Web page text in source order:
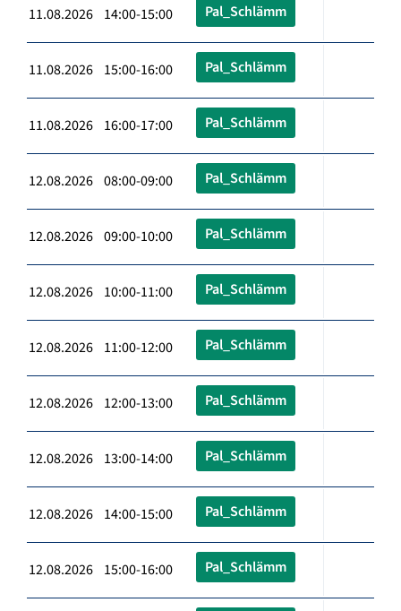
11.08.2026 14:00-15:00 Pal_Schlämm
11.08.2026 15:00-16:00 Pal_Schlämm
11.08.2026 16:00-17:00 Pal_Schlämm
12.08.2026 08:00-09:00 Pal_Schlämm
12.08.2026 09:00-10:00 Pal_Schlämm
12.08.2026 10:00-11:00 Pal_Schlämm
12.08.2026 11:00-12:00 Pal_Schlämm
12.08.2026 12:00-13:00 Pal_Schlämm
12.08.2026 13:00-14:00 Pal_Schlämm
12.08.2026 14:00-15:00 Pal_Schlämm
12.08.2026 15:00-16:00 Pal_Schlämm